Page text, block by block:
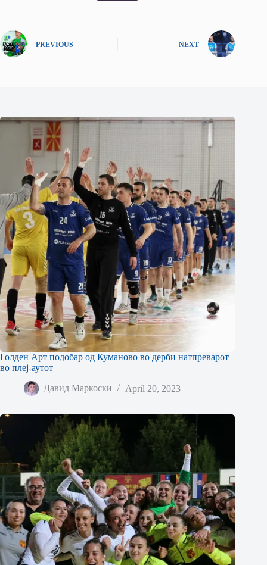
PREVIOUS NEXT
Голден Арт подобар од Куманово во дерби натпреварот
во плеј-аутот
Давид Маркоски April 20, 2023